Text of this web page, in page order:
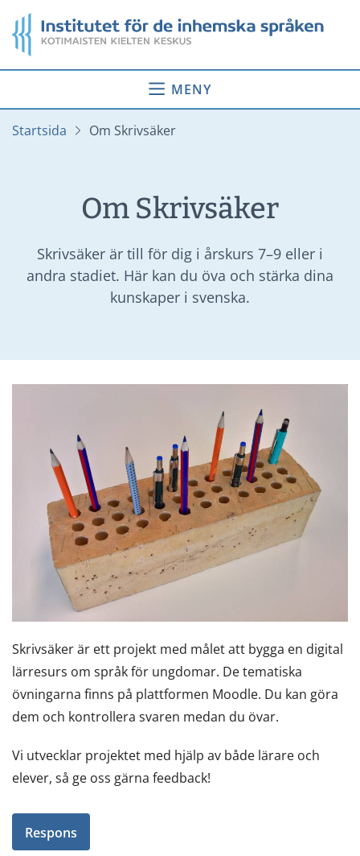
till
innehåll
Startsida
MENY
Startsida Om Skrivsäker
Om Skrivsäker
Skrivsäker är till för dig i årskurs 7–9 eller i
andra stadiet. Här kan du öva och stärka dina
kunskaper i svenska.
Skrivsäker är ett projekt med målet att bygga en digital
lärresurs om språk för ungdomar. De tematiska
övningarna finns på plattformen Moodle. Du kan göra
dem och kontrollera svaren medan du övar.
Vi utvecklar projektet med hjälp av både lärare och
elever, så ge oss gärna feedback!
Respons